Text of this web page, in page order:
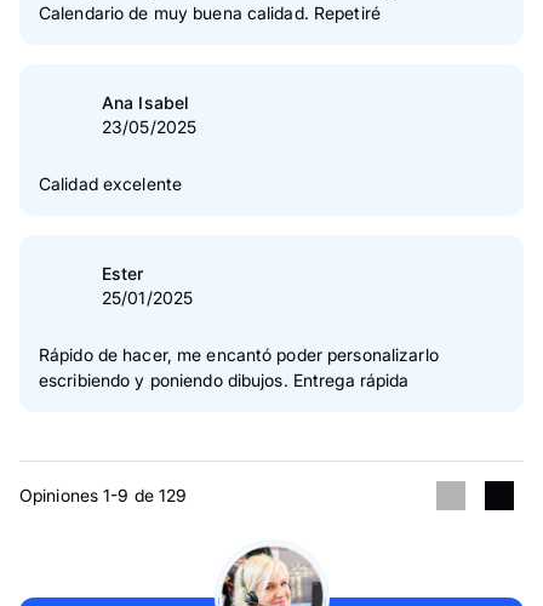
Calendario de muy buena calidad. Repetiré
Ana Isabel
23/05/2025
Calidad excelente
Ester
25/01/2025
Rápido de hacer, me encantó poder personalizarlo
escribiendo y poniendo dibujos. Entrega rápida
Opiniones 1-9 de 129